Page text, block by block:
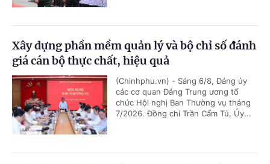
Xây dựng phần mềm quản lý và bộ chỉ số đánh
giá cán bộ thực chất, hiệu quả
(Chinhphu.vn) - Sáng 6/8, Đảng ủy
các cơ quan Đảng Trung ương tổ
chức Hội nghị Ban Thường vụ tháng
7/2026. Đồng chí Trần Cẩm Tú, Ủy...